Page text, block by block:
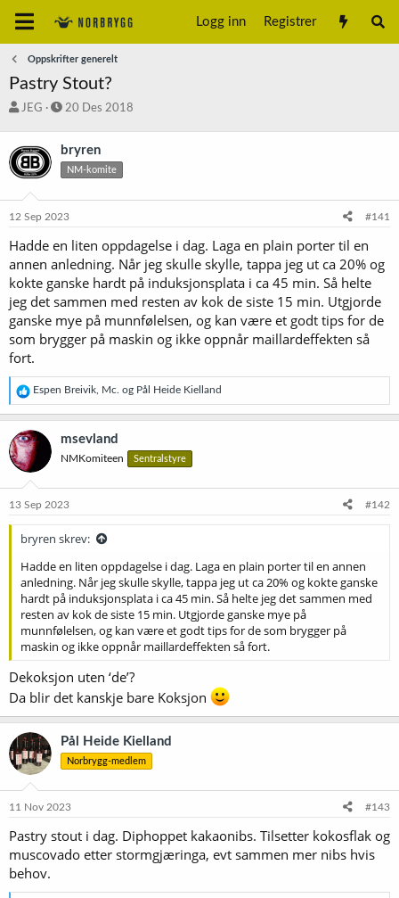
Logg inn Registrer
Oppskrifter generelt
Pastry Stout?
T
d
s
a
r
e
r
JEG
S
r
t
a
t
20 Des 2018
bryren
NM-komite
12 Sep 2023 #141
Hadde en liten oppdagelse i dag. Laga en plain porter til en
annen anledning. Når jeg skulle skylle, tappa jeg ut ca 20% og
kokte ganske hardt på induksjonsplata i ca 45 min. Så helte
jeg det sammen med resten av kok de siste 15 min. Utgjorde
ganske mye på munnfølelsen, og kan være et godt tips for de
som brygger på maskin og ikke oppnår maillardeffekten så
fort.
R
e
a
k
s
j
o
e
Espen Breivik Mc. og Pål Heide Kielland
msevland
NMKomiteen Sentralstyre
13 Sep 2023 #142
bryren skrev:
Hadde en liten oppdagelse i dag. Laga en plain porter til en annen
anledning. Når jeg skulle skylle, tappa jeg ut ca 20% og kokte ganske
hardt på induksjonsplata i ca 45 min. Så helte jeg det sammen med
resten av kok de siste 15 min. Utgjorde ganske mye på
munnfølelsen, og kan være et godt tips for de som brygger på
maskin og ikke oppnår maillardeffekten så fort.
Dekoksjon uten ‘de’?
Da blir det kanskje bare Koksjon
Pål Heide Kielland
Norbrygg-medlem
11 Nov 2023 #143
Pastry stout i dag. Diphoppet kakaonibs. Tilsetter kokosflak og
muscovado etter stormgjæringa, evt sammen mer nibs hvis
behov.